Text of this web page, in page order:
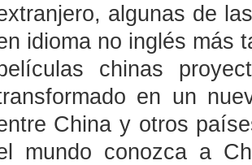
algunas de
idioma no inglés más
chinas
en un
China y otros
mundo conozca a